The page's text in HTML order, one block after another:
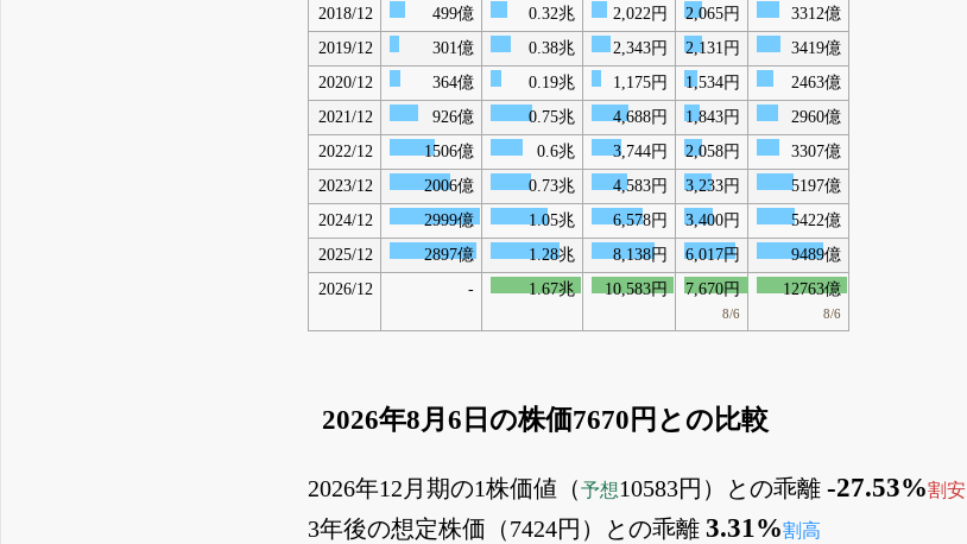
2018/12
499億 0.32兆 2,022円 2,065円
3312億
2019/12
301億 0.38兆 2,343円 2,131円
3419億
2020/12
364億 0.19兆 1,175円 1,534円
2463億
2021/12
926億 0.75兆 4,688円 1,843円
2960億
2022/12
1506億 0.6兆 3,744円 2,058円
3307億
2023/12
2006億 0.73兆 4,583円 3,233円
5197億
2024/12
2999億 1.05兆 6,578円 3,400円
5422億
2025/12
2897億 1.28兆 8,138円 6,017円
9489億
2026/12
- 1.67兆 10,583円 7,670円
8/6
12763億
8/6
2026年8月6日の株価7670円との比較
2026年12月期の1株価値（予想10583円）との乖離-27.53%割安
3年後の想定株価（7424円）との乖離3.31%割高